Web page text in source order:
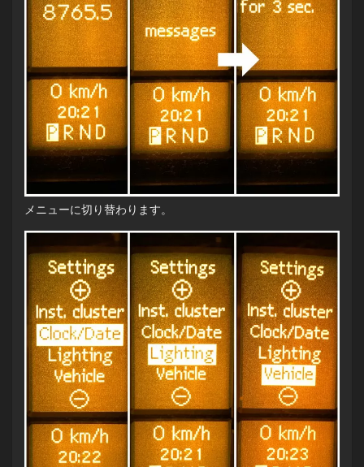
メニューに切り替わります。